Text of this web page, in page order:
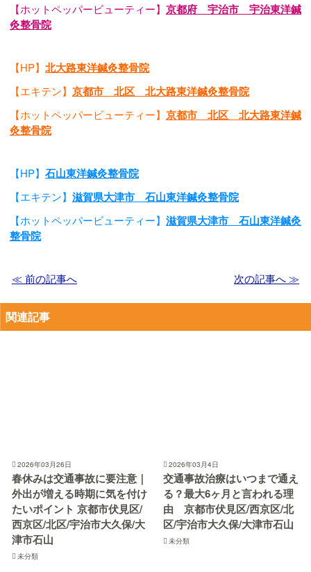
【ホットペッパービューティー】 京都府 宇治市 宇治東洋鍼
灸整骨院
【HP】 北大路東洋鍼灸整骨院
【エキテン】 京都市 北区 北大路東洋鍼灸整骨院
【ホットペッパービューティー】 京都市 北区 北大路東洋鍼
灸整骨院
【HP】 石山東洋鍼灸整骨院
【エキテン】 滋賀県大津市 石山東洋鍼灸整骨院
【ホットペッパービューティー】 滋賀県大津市 石山東洋鍼灸
整骨院
≪ 前の記事へ 次の記事へ ≫
関連記事
2026年03月26日
春休みは交通事故に要注意｜
外出が増える時期に気を付け
たいポイント 京都市伏見区/
西京区/北区/宇治市大久保/大
津市石山
未分類
2026年03月4日
交通事故治療はいつまで通え
る？最大6ヶ月と言われる理
由 京都市伏見区/西京区/北
区/宇治市大久保/大津市石山
未分類